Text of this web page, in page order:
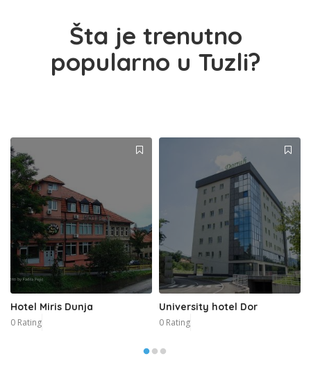
Šta je trenutno
popularno u Tuzli?
Hotel Miris Dunja
0 Rating
University hotel Dor
0 Rating